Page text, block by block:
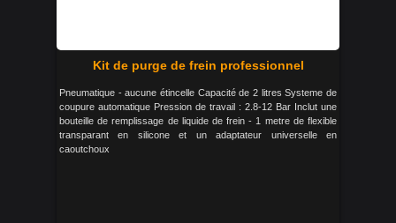
Kit de purge de frein professionnel
Pneumatique - aucune étincelle Capacité de 2 litres Systeme de
coupure automatique Pression de travail : 2.8-12 Bar Inclut une
bouteille de remplissage de liquide de frein - 1 metre de flexible
transparant en silicone et un adaptateur universelle en
caoutchoux